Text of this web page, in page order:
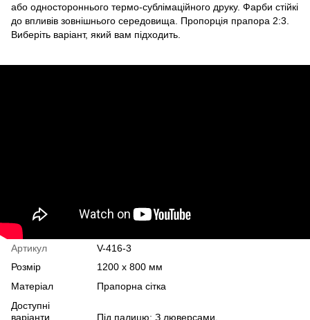
або одностороннього термо-сублімаційного друку. Фарби стійкі
до впливів зовнішнього середовища. Пропорція прапора 2:3.
Виберіть варіант, який вам підходить.
Артикул
V-416-3
Розмір
1200 х 800 мм
Матеріал
Прапорна сітка
Доступні
варіанти
Під палицю; З люверсами.